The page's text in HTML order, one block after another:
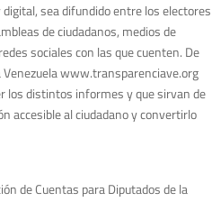
sea difundido entre los electores
de ciudadanos, medios de
sociales con las que cuenten. De
www.transparenciave.org
los distintos informes y que sirvan de
accesible al ciudadano y convertirlo
de Cuentas para Diputados de la